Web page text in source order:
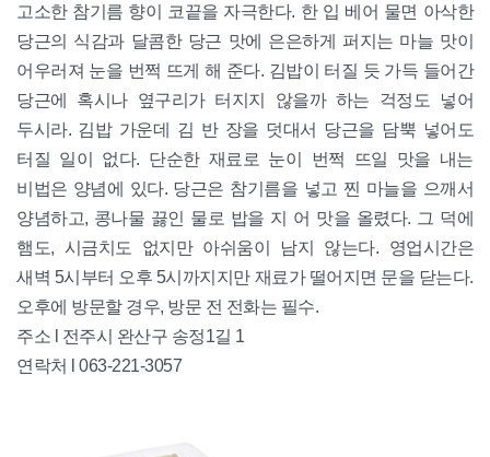
고소한 참기름 향이 코끝을 자극한다. 한 입 베어 물면 아삭한
당근의 식감과 달콤한 당근 맛에 은은하게 퍼지는 마늘 맛이
어우러져 눈을 번쩍 뜨게 해 준다. 김밥이 터질 듯 가득 들어간
당근에 혹시나 옆구리가 터지지 않을까 하는 걱정도 넣어
두시라. 김밥 가운데 김 반 장을 덧대서 당근을 담뿍 넣어도
터질 일이 없다. 단순한 재료로 눈이 번쩍 뜨일 맛을 내는
비법은 양념에 있다. 당근은 참기름을 넣고 찐 마늘을 으깨서
양념하고, 콩나물 끓인 물로 밥을 지 어 맛을 올렸다. 그 덕에
햄도, 시금치도 없지만 아쉬움이 남지 않는다. 영업시간은
새벽 5시부터 오후 5시까지지만 재료가 떨어지면 문을 닫는다.
오후에 방문할 경우, 방문 전 전화는 필수.
주소 l 전주시 완산구 송정1길 1
연락처 l 063-221-3057